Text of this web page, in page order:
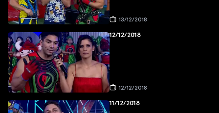
13/12/2018
12/12/2018
12/12/2018
11/12/2018